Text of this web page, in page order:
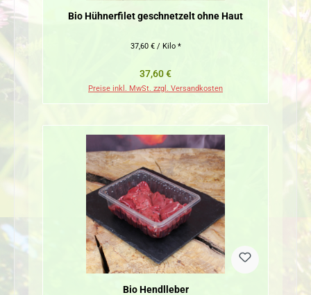
Bio Hühnerfilet geschnetzelt ohne Haut
37,60 € / Kilo *
Regulärer Preis:
37,60 €
Preise inkl. MwSt. zzgl. Versandkosten
Bio Hendlleber